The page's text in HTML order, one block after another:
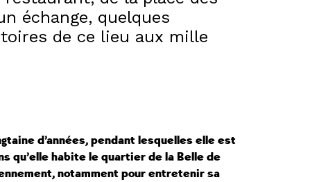
échange, quelques
de ce lieu aux mille
d’années, pendant lesquelles elle est
qu’elle habite le quartier de la Belle de
notamment pour entretenir sa